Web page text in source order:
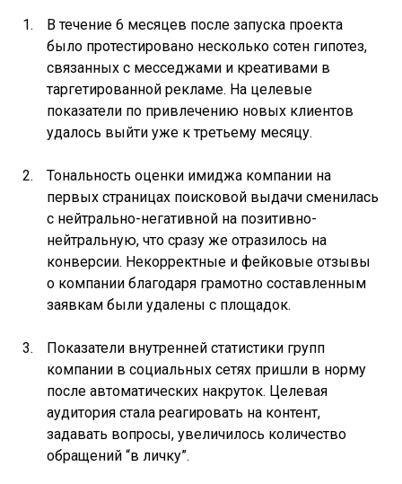
В течение 6 месяцев после запуска проекта
было протестировано несколько сотен гипотез,
связанных с месседжами и креативами в
таргетированной рекламе. На целевые
показатели по привлечению новых клиентов
удалось выйти уже к третьему месяцу.
Тональность оценки имиджа компании на
первых страницах поисковой выдачи сменилась
с нейтрально-негативной на позитивно-
нейтральную, что сразу же отразилось на
конверсии. Некорректные и фейковые отзывы
о компании благодаря грамотно составленным
заявкам были удалены с площадок.
Показатели внутренней статистики групп
компании в социальных сетях пришли в норму
после автоматических накруток. Целевая
аудитория стала реагировать на контент,
задавать вопросы, увеличилось количество
обращений “в личку”.